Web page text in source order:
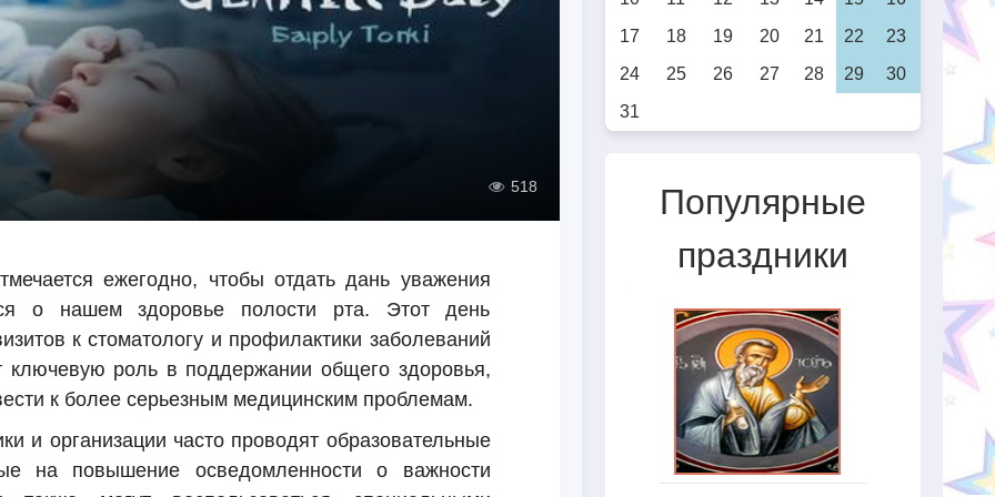
518
ежегодно, чтобы отдать дань уважения
о нашем здоровье полости рта. Этот день
к стоматологу и профилактики заболеваний
ключевую роль в поддержании общего здоровья,
к более серьезным медицинским проблемам.
и организации часто проводят образовательные
на повышение осведомленности о важности
17
18 19 20 21 22
23
24
25 26 27 28 29
30
31
Популярные
праздники